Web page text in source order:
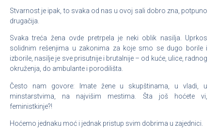
Stvarnost je ipak, to svaka od nas u ovoj sali dobro zna, potpuno
drugačija.
Svaka treća žena ovde pretrpela je neki oblik nasilja. Uprkos
solidnim rešenjima u zakonima za koje smo se dugo borile i
izborile, nasilje je sve prisutnije i brutalnije – od kuće, ulice, radnog
okruženja, do ambulante i porodilišta.
Često nam govore: Imate žene u skupštinama, u vladi, u
minstarstvima, na najvišim mestima. Šta još hoćete vi,
feministkinje?!
Hoćemo jednaku moć i jednak pristup svim dobrima u zajednici.